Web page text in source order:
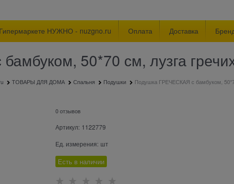
НУЖНО - nuzgno.ru Оплата Доставка
50*70 см, лузга
ТОВАРЫ ДЛЯ ДОМА Спальня Подушки Подушка ГРЕЧЕСКАЯ с бамбуком,
0 отзывов
Артикул: 1122779
Ед. измерения: шт
Есть в наличии